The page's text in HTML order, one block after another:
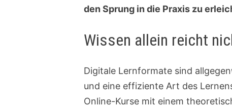
den Sprung in die Praxis zu
Wissen allein reicht
Digitale Lernformate sind
und eine effiziente Art des
Online-Kurse mit einem